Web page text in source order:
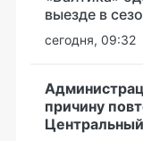
выезде в
сегодня, 09:32
причину